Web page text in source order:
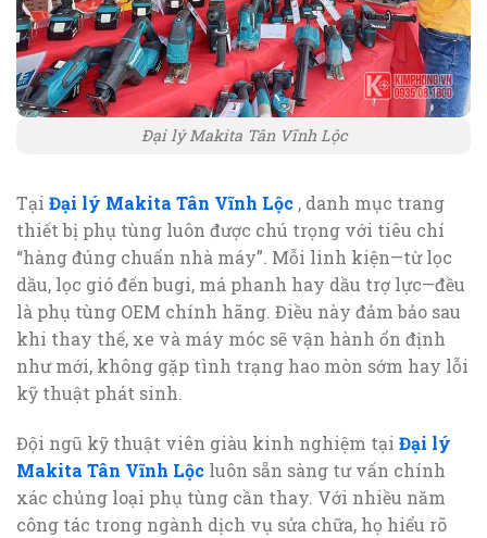
Đại lý Makita Tân Vĩnh Lộc
Tại Đại lý Makita Tân Vĩnh Lộc , danh mục trang
thiết bị phụ tùng luôn được chú trọng với tiêu chí
“hàng đúng chuẩn nhà máy”. Mỗi linh kiện—từ lọc
dầu, lọc gió đến bugi, má phanh hay dầu trợ lực—đều
là phụ tùng OEM chính hãng. Điều này đảm bảo sau
khi thay thế, xe và máy móc sẽ vận hành ổn định
như mới, không gặp tình trạng hao mòn sớm hay lỗi
kỹ thuật phát sinh.
Đội ngũ kỹ thuật viên giàu kinh nghiệm tại Đại lý
Makita Tân Vĩnh Lộc luôn sẵn sàng tư vấn chính
xác chủng loại phụ tùng cần thay. Với nhiều năm
công tác trong ngành dịch vụ sửa chữa, họ hiểu rõ